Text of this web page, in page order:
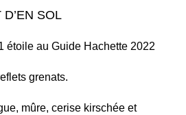
SOL
étoile au Guide Hachette 2022
grenats.
mûre, cerise kirschée et